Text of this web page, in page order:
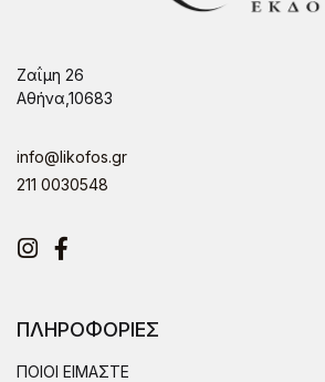
Ζαΐμη 26
Αθήνα,10683
info@likofos.gr
211 0030548
Instagram
Facebook
ΠΛΗΡΟΦΟΡΙΕΣ
ΠΟΙΟΙ ΕΙΜΑΣΤΕ